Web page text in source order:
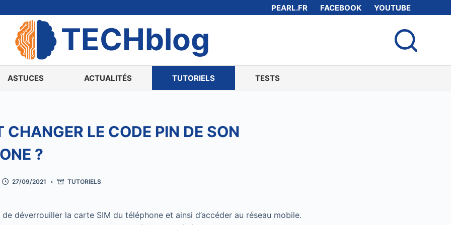
PEARL.FR FACEBOOK YOUTUBE
TECHblog
ASTUCES ACTUALITÉS TUTORIELS TESTS
CHANGER LE CODE PIN DE SON
?
27/09/2021 TUTORIELS
déverrouiller la carte SIM du téléphone et ainsi d’accéder au réseau mobile.